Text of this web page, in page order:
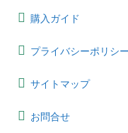
購入ガイド
プライバシーポリシー
サイトマップ
お問合せ